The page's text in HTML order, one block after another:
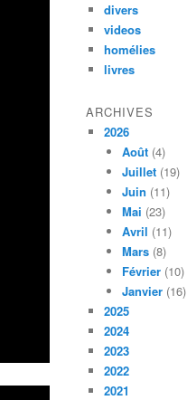
divers
videos
homélies
livres
ARCHIVES
2026
Août (4)
Juillet (19)
Juin (11)
Mai (23)
Avril (11)
Mars (8)
Février (10)
Janvier (16)
2025
2024
2023
2022
2021